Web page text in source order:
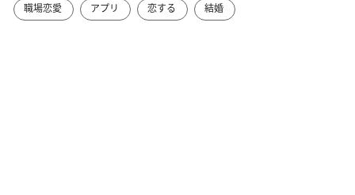
職場恋愛
アプリ 恋する 結婚